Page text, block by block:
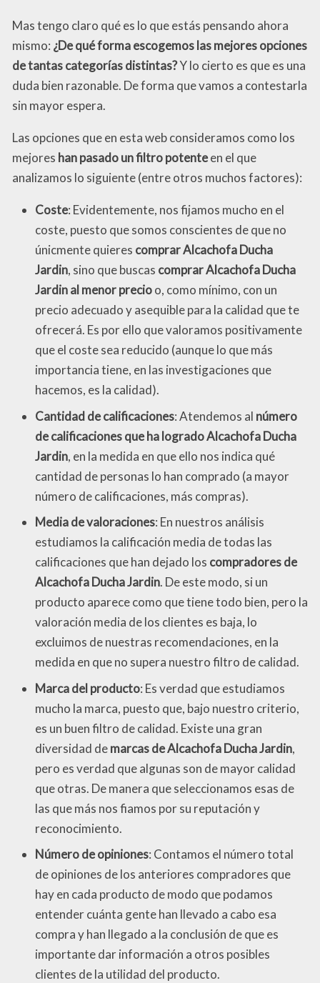
Mas tengo claro qué es lo que estás pensando ahora
mismo: ¿De qué forma escogemos las mejores opciones
de tantas categorías distintas?Y lo cierto es que es una
duda bien razonable. De forma que vamos a contestarla
sin mayor espera.
Las opciones que en esta web consideramos como los
mejores han pasado un filtro potenteen el que
analizamos lo siguiente (entre otros muchos factores):
Coste: Evidentemente, nos fijamos mucho en el
coste, puesto que somos conscientes de que no
únicmente quieres comprar Alcachofa Ducha
Jardin, sino que buscas comprar Alcachofa Ducha
Jardin al menor precioo, como mínimo, con un
precio adecuado y asequible para la calidad que te
ofrecerá. Es por ello que valoramos positivamente
que el coste sea reducido (aunque lo que más
importancia tiene, en las investigaciones que
hacemos, es la calidad).
Cantidad de calificaciones: Atendemos al número
de calificaciones que ha logrado Alcachofa Ducha
Jardin, en la medida en que ello nos indica qué
cantidad de personas lo han comprado (a mayor
número de calificaciones, más compras).
Media de valoraciones: En nuestros análisis
estudiamos la calificación media de todas las
calificaciones que han dejado los compradores de
Alcachofa Ducha Jardin. De este modo, si un
producto aparece como que tiene todo bien, pero la
valoración media de los clientes es baja, lo
excluimos de nuestras recomendaciones, en la
medida en que no supera nuestro filtro de calidad.
Marca del producto: Es verdad que estudiamos
mucho la marca, puesto que, bajo nuestro criterio,
es un buen filtro de calidad. Existe una gran
diversidad demarcas de Alcachofa Ducha Jardin,
pero es verdad que algunas son de mayor calidad
que otras. De manera que seleccionamos esas de
las que más nos fiamos por su reputación y
reconocimiento.
Número de opiniones: Contamos el número total
de opiniones de los anteriores compradores que
hay en cada producto de modo que podamos
entender cuánta gente han llevado a cabo esa
compra y han llegado a la conclusión de que es
importante dar información a otros posibles
clientes de la utilidad del producto.